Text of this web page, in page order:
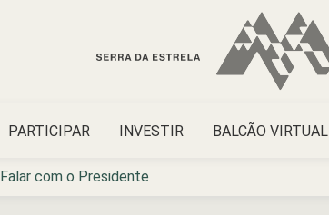
PARTICIPAR INVESTIR BALCÃO VIRTUAL
Falar com o Presidente